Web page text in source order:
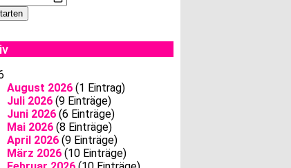
August 2026(1 Eintrag)
Juli 2026(9 Einträge)
Juni 2026(6 Einträge)
Mai 2026(8 Einträge)
April 2026(9 Einträge)
März 2026(10 Einträge)